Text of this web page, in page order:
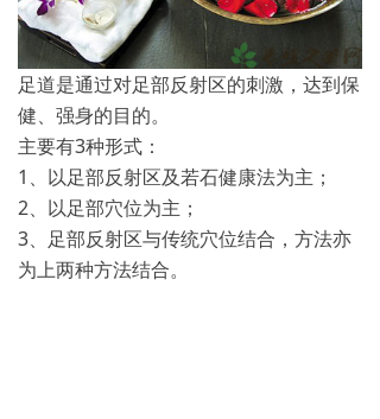
足道是通过对足部反射区的刺激，达到保
健、强身的目的。
主要有3种形式：
1、以足部反射区及若石健康法为主；
2、以足部穴位为主；
3、足部反射区与传统穴位结合，方法亦
为上两种方法结合。